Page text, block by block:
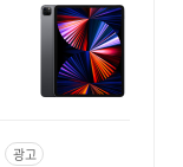
광고